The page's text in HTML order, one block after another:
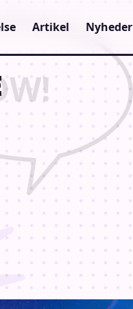
Artikel Nyheder